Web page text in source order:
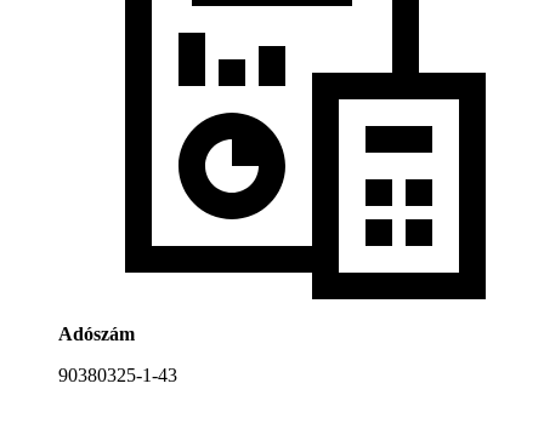
Adószám
90380325-1-43